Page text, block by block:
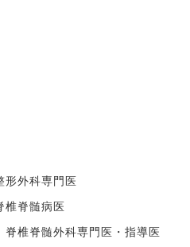
外科専門医
脊髄病医
椎脊髄外科専門医・指導医